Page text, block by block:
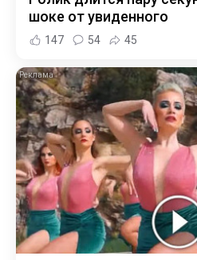
шоке от увиденного
147 54 45